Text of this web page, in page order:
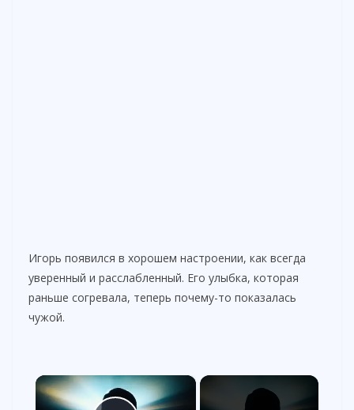
Игорь появился в хорошем настроении, как всегда
уверенный и расслабленный. Его улыбка, которая
раньше согревала, теперь почему-то показалась
чужой.
×